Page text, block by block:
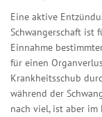
Eine aktive
Schwangerschaft ist
Einnahme
für einen
Krankheitsschub
während der
nach viel, ist aber